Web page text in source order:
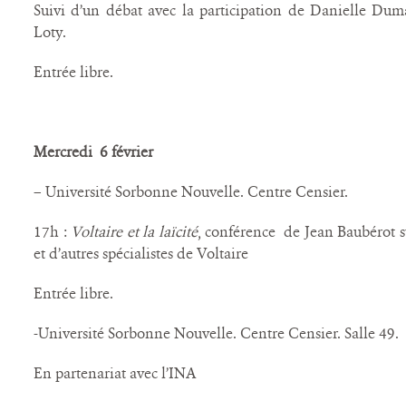
Suivi d’un débat avec la participation de Danielle
Loty.
Entrée libre.
Mercredi 6 février
– Université Sorbonne Nouvelle. Centre Censier.
17h : Voltaire et la laïcité, conférence de Jean Baubérot
et d’autres spécialistes de Voltaire
Entrée libre.
-Université Sorbonne Nouvelle. Centre Censier. Salle 49.
En partenariat avec l’INA